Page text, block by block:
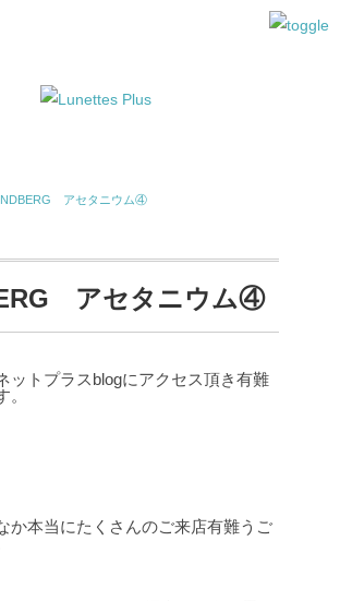
アセタニウム④
アセタニウム④
ットプラスblogにアクセス頂き有難
。
か本当にたくさんのご来店有難うご